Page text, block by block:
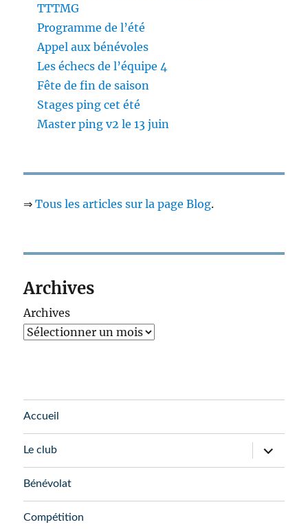
TTTMG
Programme de l’été
Appel aux bénévoles
Les échecs de l’équipe 4
Fête de fin de saison
Stages ping cet été
Master ping v2 le 13 juin
⇒Tous les articles sur la page Blog.
Archives
Archives
Accueil
Le club
ouvrir
le
sous-
Bénévolat
Compétition